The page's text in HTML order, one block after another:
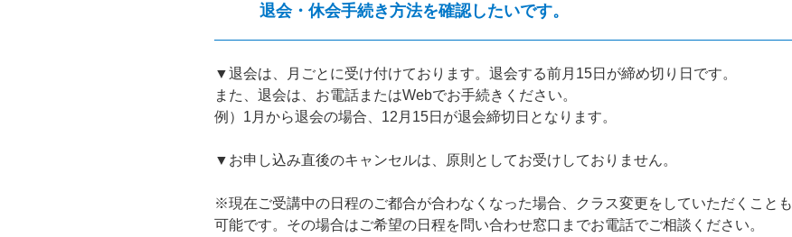
退会・休会手続き方法を確認したいです。
▼退会は、月ごとに受け付けております。退会する前月15日が締め切り日です。
また、退会は、お電話またはWebでお手続きください。
例）1月から退会の場合、12月15日が退会締切日となります。
▼お申し込み直後のキャンセルは、原則としてお受けしておりません。
※現在ご受講中の日程のご都合が合わなくなった場合、クラス変更をしていただくことも
可能です。その場合はご希望の日程を問い合わせ窓口までお電話でご相談ください。